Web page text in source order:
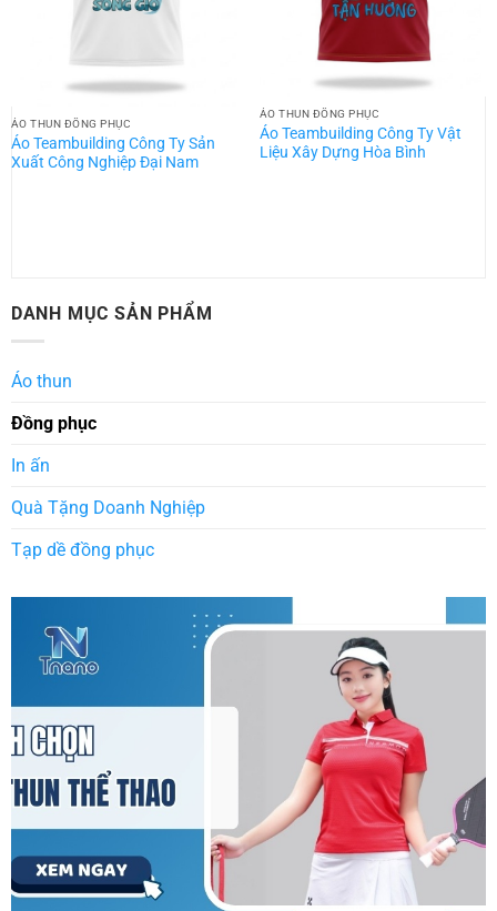
ÁO THUN ĐỒNG PHỤC
Áo Teambuilding Công Ty Sản
Xuất Công Nghiệp Đại Nam
ÁO THUN ĐỒNG PHỤC
Áo Teambuilding Công Ty Vật
Liệu Xây Dựng Hòa Bình
DANH MỤC SẢN PHẨM
Áo thun
Đồng phục
In ấn
Quà Tặng Doanh Nghiệp
Tạp dề đồng phục